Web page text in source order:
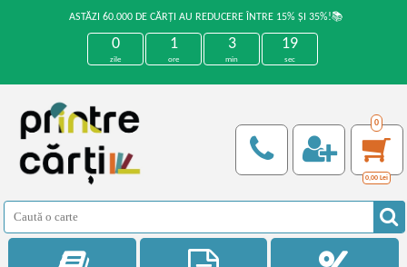
ASTĂZI 60.000 DE CĂRȚI AU REDUCERE ÎNTRE 15% ȘI 35%!📚
0
zile
1
ore
3
min
19
sec
0
0,00 Lei